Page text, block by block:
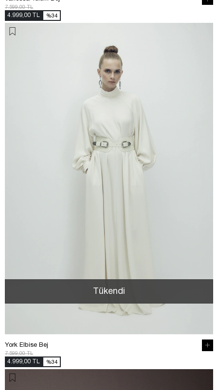
7.599,00 TL
4.999,00 TL %34
Tükendi
York Elbise Bej
7.599,00 TL
4.999,00 TL %34